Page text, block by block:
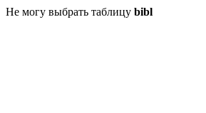
Не могу выбрать таблицу bibl